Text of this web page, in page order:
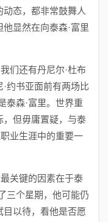
态，都非常鼓舞人
显然在向泰森·富里
们还有丹尼尔·杜布
约书亚面前有两场比
泰森·富里。世界重
，但毋庸置疑，与泰
业生涯中的重要一
关键的因素在于泰
三个星期，他可能仍
以待，看他是否愿